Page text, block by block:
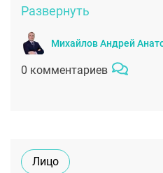
подбодрит перед
понравилось. Я
Анатольевича.
Развернуть
Михайлов Андрей
0 комментариев
Лицо